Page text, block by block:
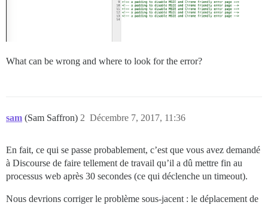
What can be wrong and where to look for the error?
sam (Sam Saffron) Décembre 7, 2017, 11:36
2
En fait, ce qui se passe probablement, c’est que vous avez demandé
à Discourse de faire tellement de travail qu’il a dû mettre fin au
processus web après 30 secondes (ce qui déclenche un timeout).
Nous devrions corriger le problème sous-jacent : le déplacement de